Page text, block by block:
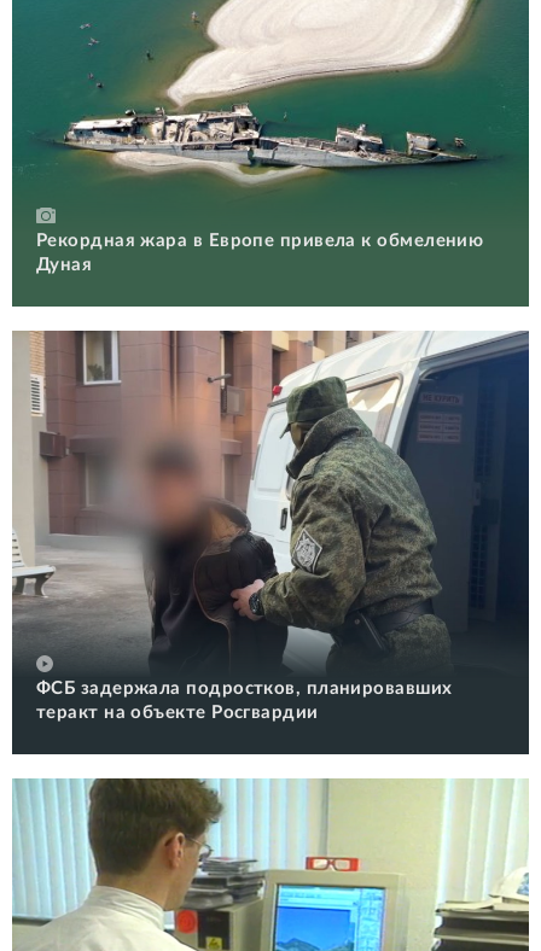
Рекордная жара в Европе привела к обмелению
Дуная
ФСБ задержала подростков, планировавших
теракт на объекте Росгвардии